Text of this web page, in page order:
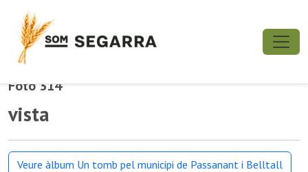
Foto 314
vista
Veure àlbum Un tomb pel municipi de Passanant i Belltall